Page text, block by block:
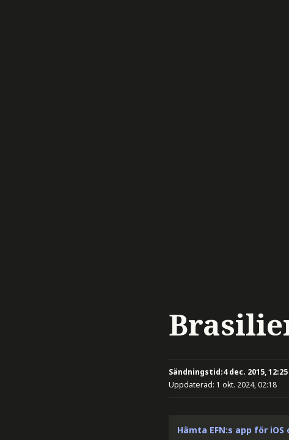
Sändningstid:4 dec. 2015, 12:25
Uppdaterad: 1 okt. 2024, 02:18
Hämta EFN:s app för iOS